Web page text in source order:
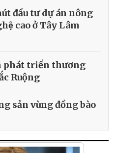
đầu tư dự án nông
cao ở Tây Lâm
phát triển thương
Ruộng
sản vùng đồng bào